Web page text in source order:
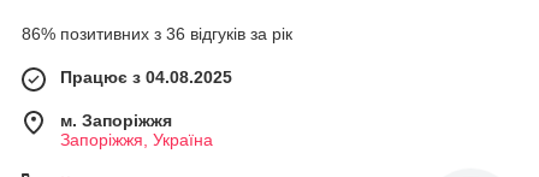
86% позитивних з 36 відгуків за рік
Працює з 04.08.2025
м. Запоріжжя
Запоріжжя, Україна